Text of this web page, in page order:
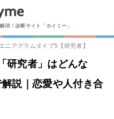
消！診断サイト「ホイミー」
エニアグラムタイプ5【研究者】
研究者」はどんな
説｜恋愛や人付き合